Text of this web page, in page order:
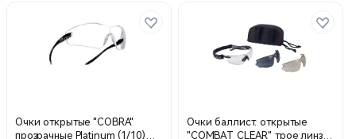
Очки открытые "COBRA"
прозрачные Platinum (1/10)
Очки баллист. открытые
"COMBAT CLEAR" трое линз